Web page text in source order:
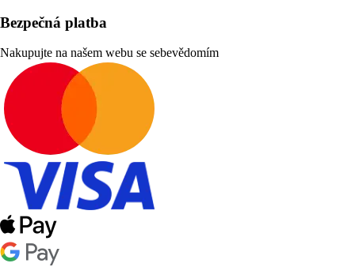
Bezpečná platba
Nakupujte na našem webu se sebevědomím